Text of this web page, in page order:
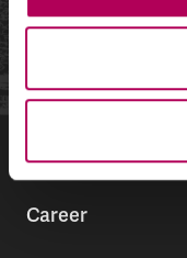
Career